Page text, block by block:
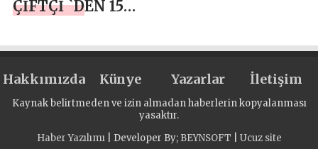
ÇİFTÇİ `DEN 15
ŞEHİTLERİNİ
DEMOKRASİ VE
MİLLİ BİRLİK
Hakkımızda Künye Yazarlar İletişim
Kaynak belirtmeden ve izin almadan haberlerin kopyalanması
yasaktır.
Haber Yazılımı| Developer By; BEYNSOFT Ucuz site